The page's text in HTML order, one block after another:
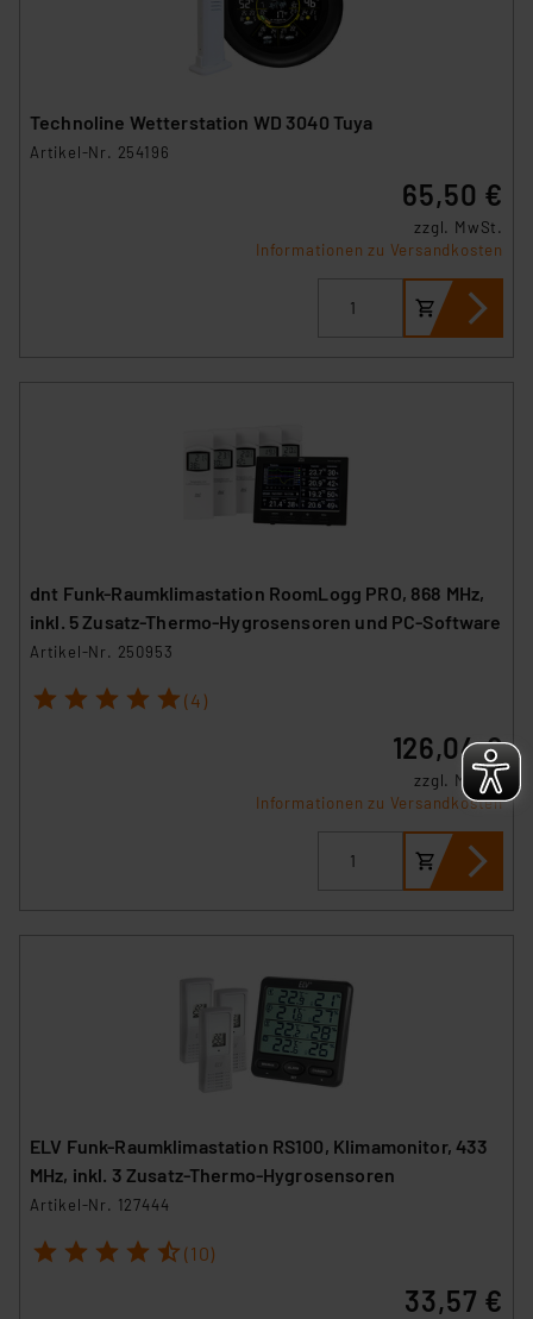
Technoline Wetterstation WD 3040 Tuya
Artikel-Nr. 254196
65,50 €
zzgl. MwSt.
Informationen zu Versandkosten
dnt Funk-Raumklimastation RoomLogg PRO, 868 MHz,
inkl. 5 Zusatz-Thermo-Hygrosensoren und PC-Software
Artikel-Nr. 250953
1 2 3 4 5 (4)
126,04 €
zzgl. MwSt.
Informationen zu Versandkosten
ELV Funk-Raumklimastation RS100, Klimamonitor, 433
MHz, inkl. 3 Zusatz-Thermo-Hygrosensoren
Artikel-Nr. 127444
1 2 3 4 5 (10)
33,57 €